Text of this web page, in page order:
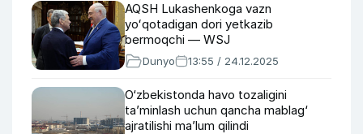
AQSH Lukashenkoga vazn
yoʻqotadigan dori yetkazib
bermoqchi — WSJ
Dunyo 13:55 / 24.12.2025
O‘zbekistonda havo tozaligini
ta’minlash uchun qancha mablag‘
ajratilishi ma’lum qilindi